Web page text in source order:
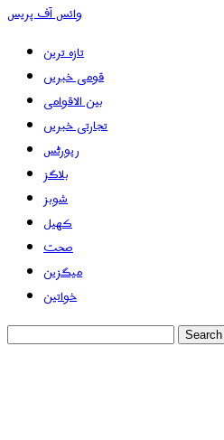
وائس آف پریس
تازہ ترین
قومی خبریں
بین الاقوامی
تجارتی خبریں
رپورٹس
بلاگز
شوبز
کھیل
صحت
میگزین
خواتین